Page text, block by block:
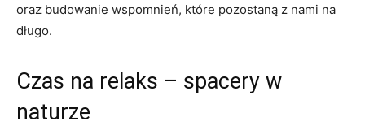
oraz budowanie wspomnień, które pozostaną z nami na
długo.
Czas na relaks – spacery w
naturze